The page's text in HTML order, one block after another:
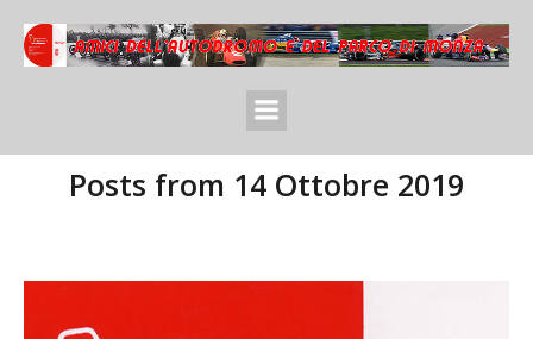
Posts from 14 Ottobre 2019